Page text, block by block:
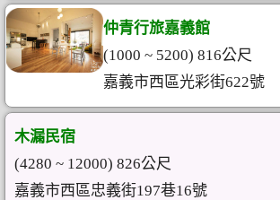
仲青行旅嘉義館
(1000 ~ 5200) 816公尺
嘉義市西區光彩街622號
木漏民宿
(4280 ~ 12000) 826公尺
嘉義市西區忠義街197巷16號